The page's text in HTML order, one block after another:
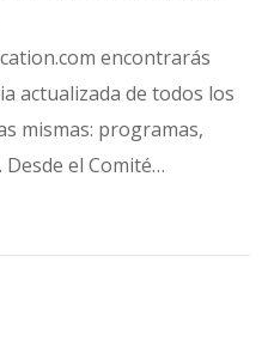
encontrarás
actualizada de todos los
mismas: programas,
Desde el Comité…